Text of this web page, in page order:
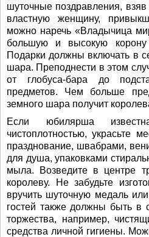
шуточные поздравления,
властную женщину,
можно наречь «Владычица
большую и высокую корону
Подарки должны включать в
шара. Преподнести в этом
от глобуса-бара до
предметов. Чем больше
земного шара получит
Если юбилярша
чистоплотностью, украсьте
празднование, швабрами,
для душа, упаковками
мыла. Возведите в центре
королеву. Не забудьте
вручить шуточную медаль
гостей также должны быть в
торжества, например,
средства личной гигиены.